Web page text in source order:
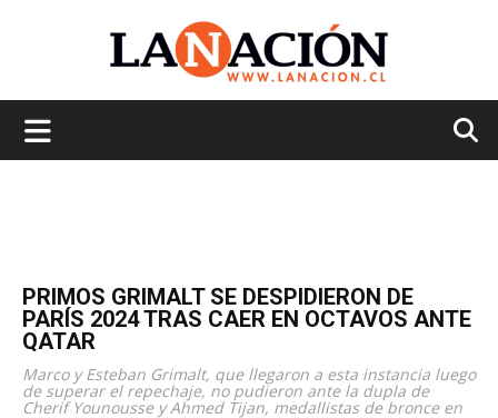
PRIMOS GRIMALT SE DESPIDIERON DE
PARÍS 2024 TRAS CAER EN OCTAVOS ANTE
QATAR
Marco y Esteban Grimalt, que llegaron a esta instancia luego
de superar el repechaje, no pudieron ante la dupla de
Cherif Younousse y Ahmed Tijan, medallistas de bronce en